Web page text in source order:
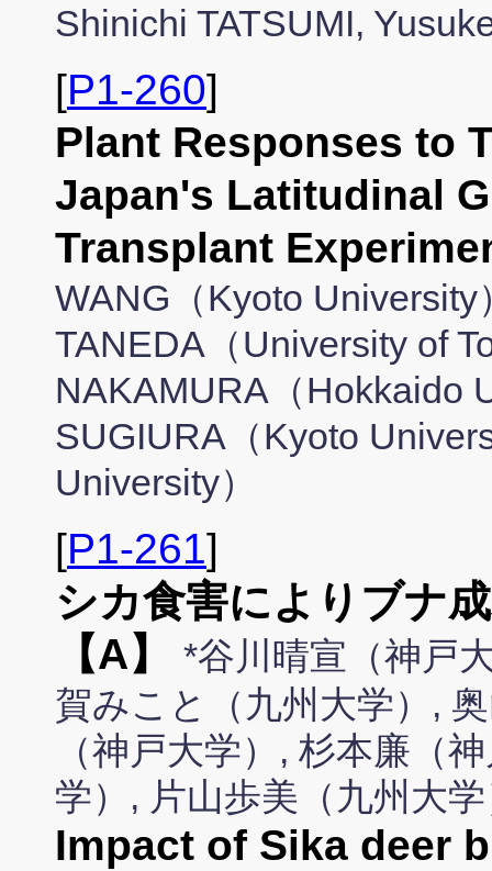
Shinichi TATSUMI,
[P1-260]
Plant Responses to
Japan's Latitudinal
Transplant
WANG（Kyoto University
TANEDA（University of
NAKAMURA（Hokkaido
SUGIURA（Kyoto
University）
[P1-261]
シカ食害によりブナ
【A】
*谷川晴宣（神戸
賀みこと（九州大学）,
（神戸大学）, 杉本廉（
学）, 片山歩美（九州大
Impact of Sika deer